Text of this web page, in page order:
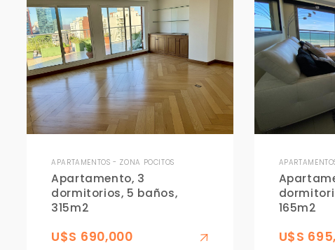
APARTAMENTOS - ZONA POCITOS
Apartamento, 3
dormitorios, 5 baños,
315m2
U$S 690,000
165m2
U$S